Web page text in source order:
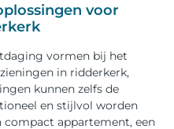
voor
vormen bij het
in ridderkerk,
kunnen zelfs de
en stijlvol worden
compact appartement, een